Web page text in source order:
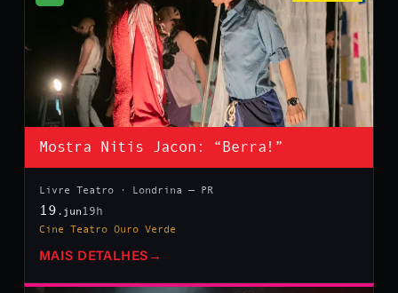
Mostra Nitis Jacon: “Berra!”
Livre Teatro · Londrina — PR
19 .jun 19h
Cine Teatro Ouro Verde
MAIS DETALHES →